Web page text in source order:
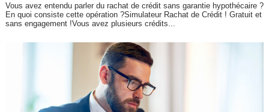
Vous avez entendu parler du rachat de crédit sans garantie hypothécaire ?
En quoi consiste cette opération ?Simulateur Rachat de Crédit ! Gratuit et
sans engagement !Vous avez plusieurs crédits...